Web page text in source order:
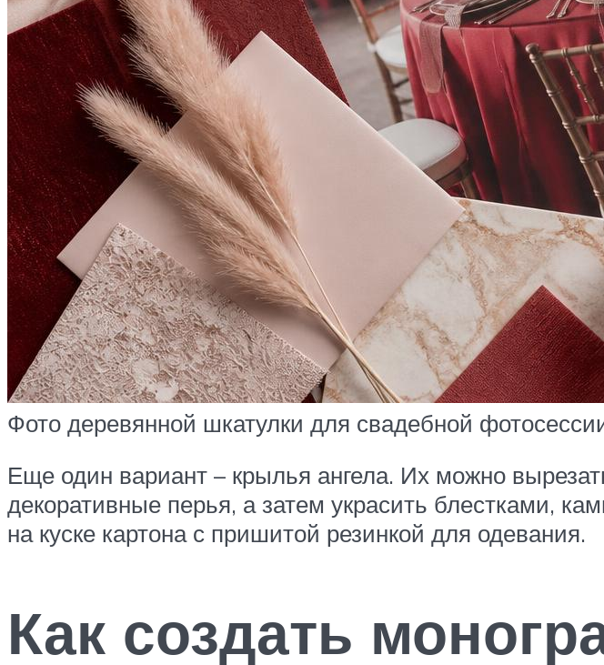
Фото деревянной шкатулки для свадебной
Еще один вариант – крылья ангела. Их можно
декоративные перья, а затем украсить блестками,
на куске картона с пришитой резинкой для одевания.
Как создать